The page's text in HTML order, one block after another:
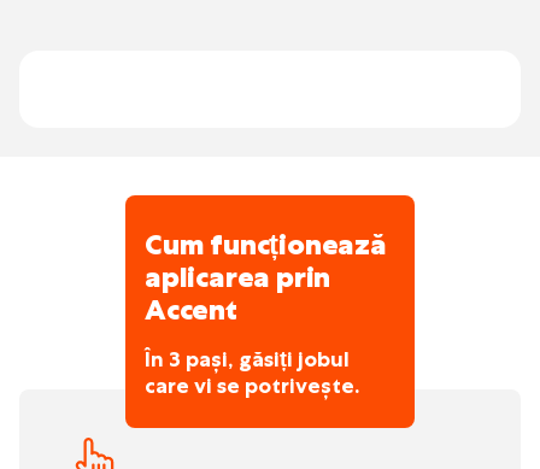
Cum funcționează
aplicarea prin
Accent
În 3 pași, găsiți jobul
care vi se potrivește.